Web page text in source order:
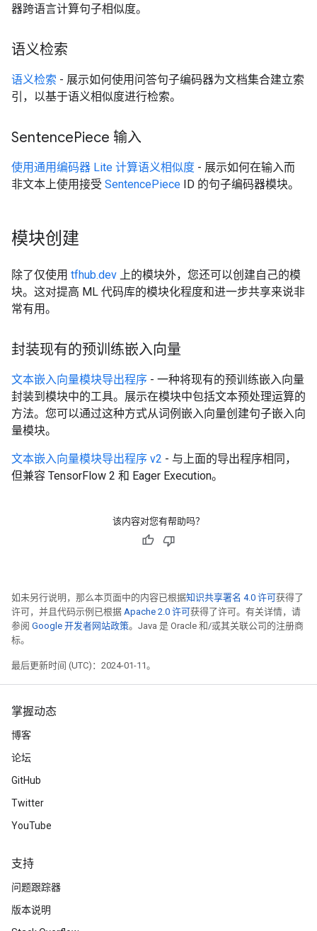
器跨语言计算句子相似度。
语义检索
语义检索 - 展示如何使用问答句子编码器为文档集合建立索
引，以基于语义相似度进行检索。
SentencePiece 输入
使用通用编码器 Lite 计算语义相似度 - 展示如何在输入而
非文本上使用接受 SentencePiece ID 的句子编码器模块。
模块创建
除了仅使用 tfhub.dev 上的模块外，您还可以创建自己的模
块。这对提高 ML 代码库的模块化程度和进一步共享来说非
常有用。
封装现有的预训练嵌入向量
文本嵌入向量模块导出程序 - 一种将现有的预训练嵌入向量
封装到模块中的工具。展示在模块中包括文本预处理运算的
方法。您可以通过这种方式从词例嵌入向量创建句子嵌入向
量模块。
文本嵌入向量模块导出程序 v2 - 与上面的导出程序相同，
但兼容 TensorFlow 2 和 Eager Execution。
该内容对您有帮助吗？
如未另行说明，那么本页面中的内容已根据知识共享署名 4.0 许可获得了
许可，并且代码示例已根据 Apache 2.0 许可获得了许可。有关详情，请
参阅 Google 开发者网站政策。Java 是 Oracle 和/或其关联公司的注册商
标。
最后更新时间 (UTC)：2024-01-11。
掌握动态
博客
论坛
GitHub
Twitter
YouTube
支持
问题跟踪器
版本说明